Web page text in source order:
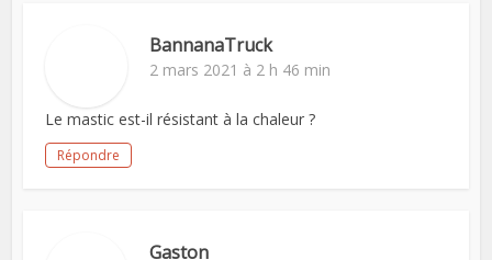
BannanaTruck
2 mars 2021 à 2 h 46 min
Le mastic est-il résistant à la chaleur ?
Répondre
Gaston